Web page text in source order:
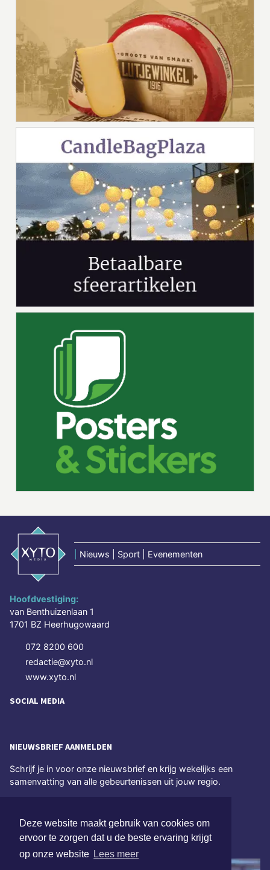
Deze website maakt gebruik van cookies om
ervoor te zorgen dat u de beste ervaring krijgt
op onze website Lees meer
Nieuws | Sport | Evenementen
Hoofdvestiging:
van Benthuizenlaan 1
1701 BZ Heerhugowaard
072 8200 600
redactie@xyto.nl
www.xyto.nl
SOCIAL MEDIA
NIEUWSBRIEF AANMELDEN
Schrijf je in voor onze nieuwsbrief en krijg wekelijks een
samenvatting van alle gebeurtenissen uit jouw regio.
ONLINE DAGBLADEN